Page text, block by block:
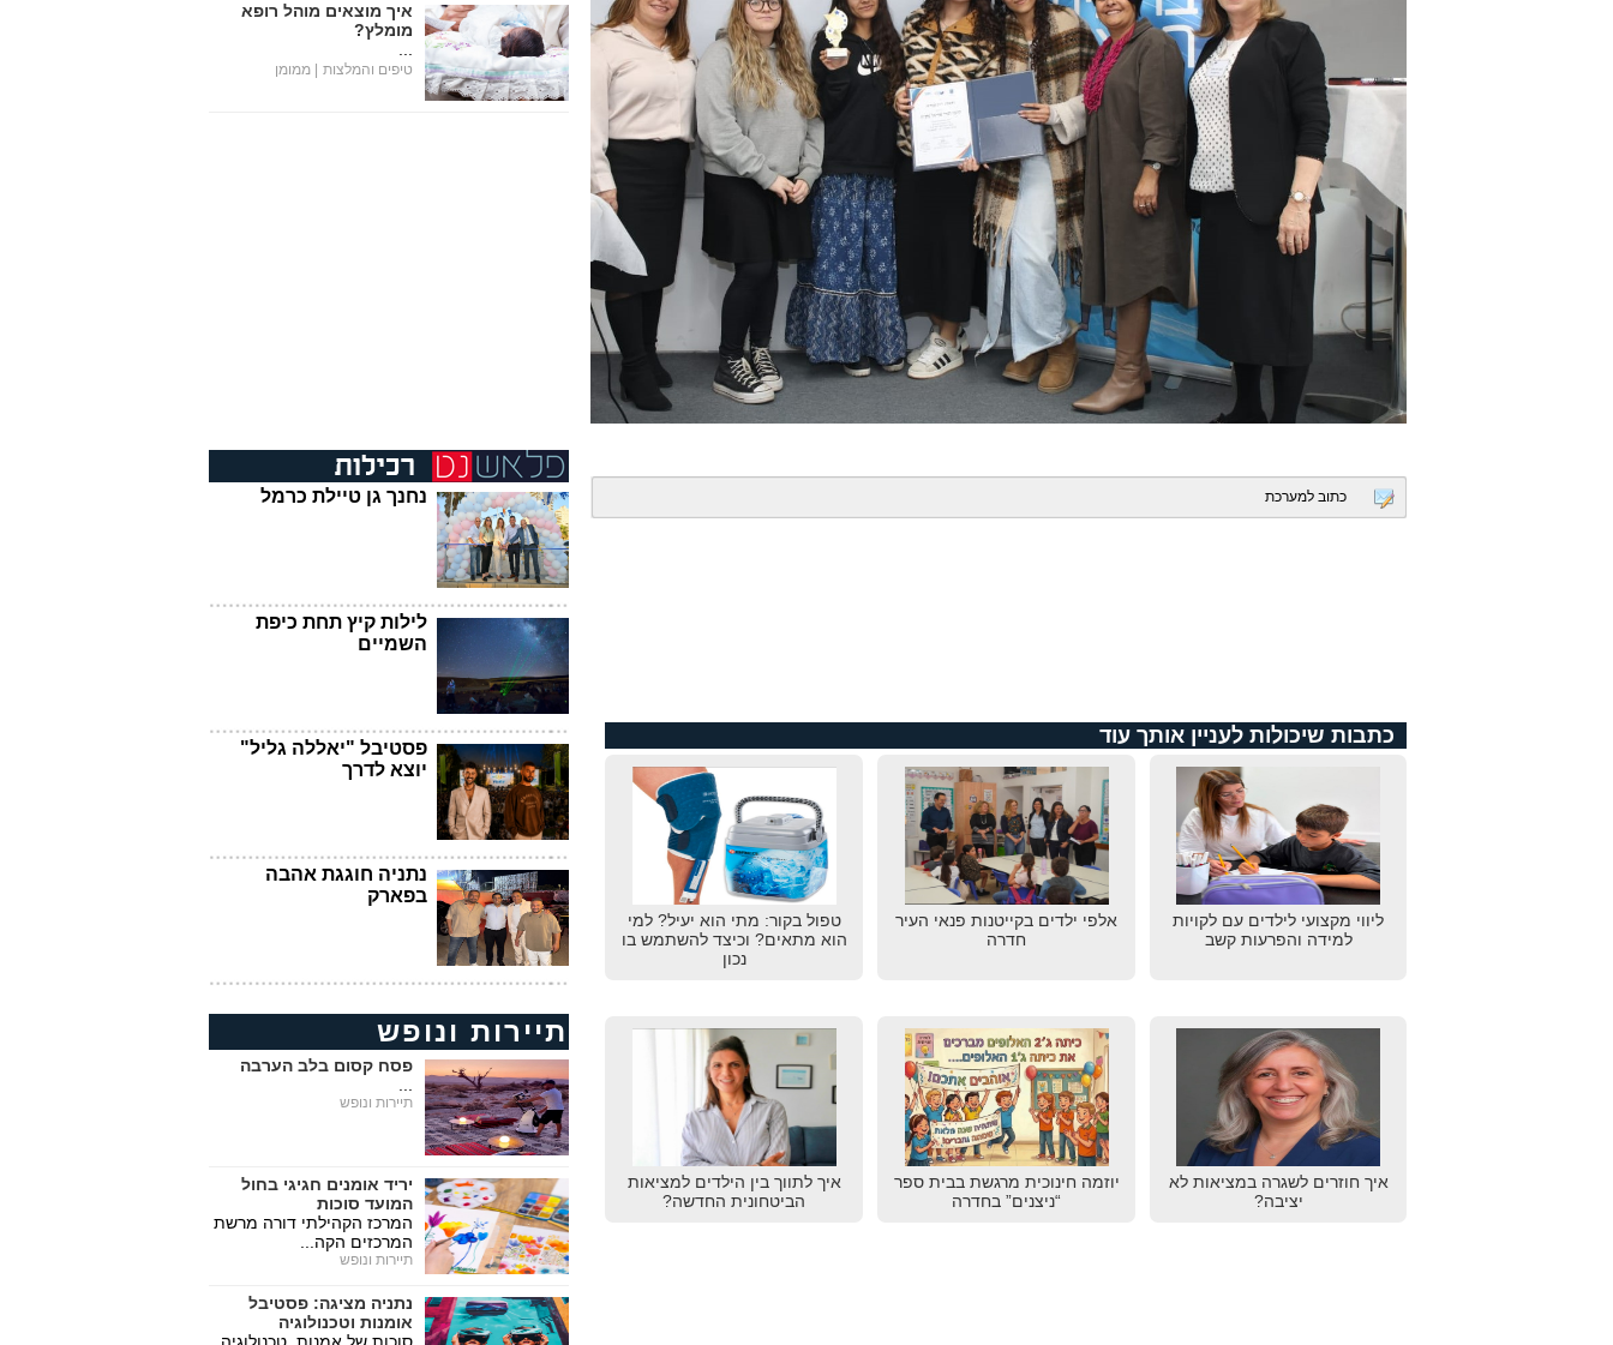
כתוב למערכת
כתבות שיכולות לעניין אותך עוד
ליווי מקצועי לילדים עם לקויות
למידה והפרעות קשב
אלפי ילדים בקייטנות פנאי העיר
חדרה
טפול בקור: מתי הוא יעיל? למי
הוא מתאים? וכיצד להשתמש בו
נכון
איך חוזרים לשגרה במציאות לא
יציבה?
יוזמה חינוכית מרגשת בבית ספר
“ניצנים” בחדרה
איך לתווך בין הילדים למציאות
הביטחונית החדשה?
איך מוצאים מוהל רופא
מומלץ?
טיפים והמלצות | ממומן
נחנך גן טיילת כרמל
לילות קיץ תחת כיפת
השמיים
פסטיבל "יאללה גליל"
יוצא לדרך
נתניה חוגגת אהבה
בפארק
תיירות ונופש
פסח קסום בלב הערבה
תיירות ונופש
יריד אומנים חגיגי בחול
המועד סוכות
המרכז הקהילתי דורה מרשת
המרכזים הקה...
תיירות ונופש
נתניה מציגה: פסטיבל
אומנות וטכנולוגיה